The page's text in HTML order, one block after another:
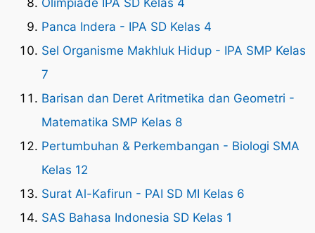
Panca Indera - IPA SD Kelas 4
Sel Organisme Makhluk Hidup - IPA SMP Kelas
7
Barisan dan Deret Aritmetika dan Geometri -
Matematika SMP Kelas 8
Pertumbuhan & Perkembangan - Biologi SMA
Kelas 12
Surat Al-Kafirun - PAI SD MI Kelas 6
SAS Bahasa Indonesia SD Kelas 1